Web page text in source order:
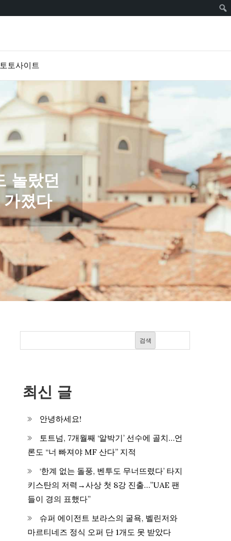
토사이트
놀랐던
졌다
검색
최신 글
안녕하세요!
토트넘, 7개월째 ‘알박기’ 선수에 골치…언
론도 “너 빠져야 MF 산다” 지적
‘한계 없는 돌풍, 벤투도 무너뜨렸다’ 타지
키스탄의 저력→사상 첫 8강 진출…”UAE 팬
들이 경의 표했다”
슈퍼 에이전트 보라스의 굴욕, 벨린저와
마르티네즈 정식 오퍼 단 1개도 못 받았다